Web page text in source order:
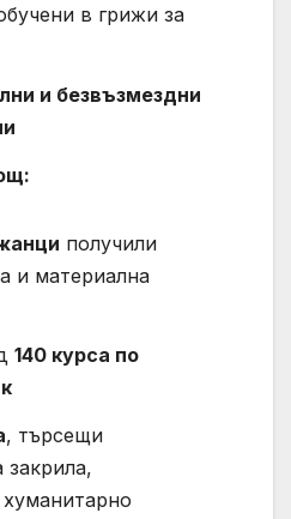
в грижи за
и безвъзмездни
получили
и материална
140 курса по
, търсещи